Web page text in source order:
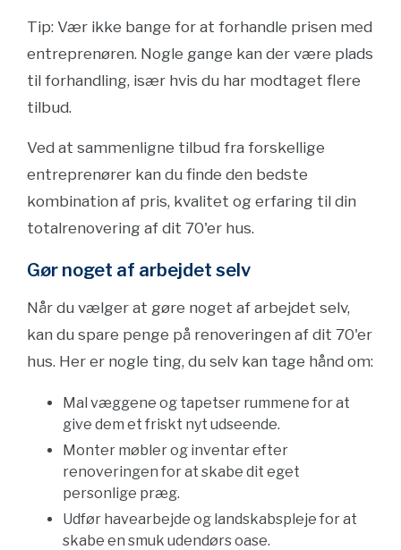
Tip: Vær ikke bange for at forhandle prisen med
entreprenøren. Nogle gange kan der være plads
til forhandling, især hvis du har modtaget flere
tilbud.
Ved at sammenligne tilbud fra forskellige
entreprenører kan du finde den bedste
kombination af pris, kvalitet og erfaring til din
totalrenovering af dit 70'er hus.
Gør noget af arbejdet selv
Når du vælger at gøre noget af arbejdet selv,
kan du spare penge på renoveringen af dit 70'er
hus. Her er nogle ting, du selv kan tage hånd om:
Mal væggene og tapetser rummene for at
give dem et friskt nyt udseende.
Monter møbler og inventar efter
renoveringen for at skabe dit eget
personlige præg.
Udfør havearbejde og landskabspleje for at
skabe en smuk udendørs oase.